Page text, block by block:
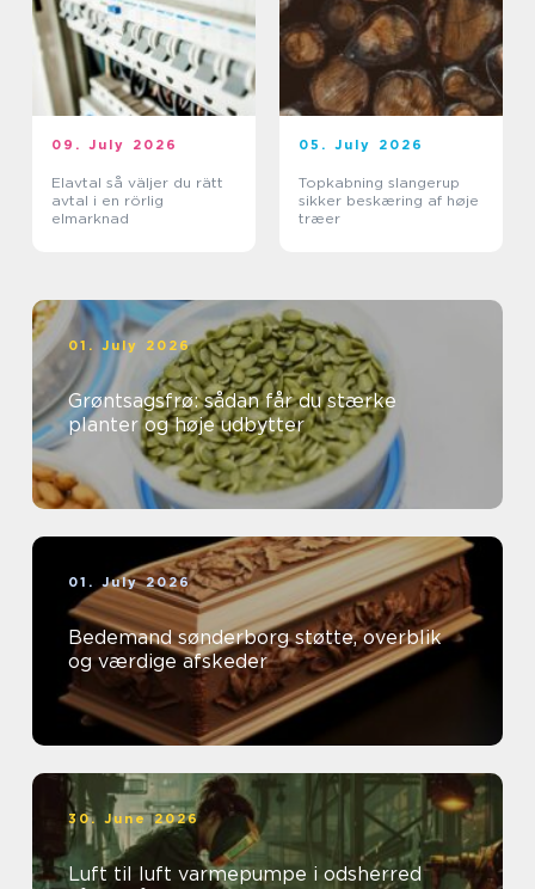
09. July 2026
Elavtal så väljer du rätt
avtal i en rörlig
elmarknad
05. July 2026
Topkabning slangerup
sikker beskæring af høje
træer
01. July 2026
Grøntsagsfrø: sådan får du stærke
planter og høje udbytter
01. July 2026
Bedemand sønderborg støtte, overblik
og værdige afskeder
30. June 2026
Luft til luft varmepumpe i odsherred